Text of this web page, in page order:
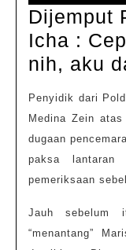
Dijemput
Icha :
nih, aku
Penyidik dari
Medina Zein
dugaan
paksa
pemeriksaan
Jauh sebelum
“menantang”